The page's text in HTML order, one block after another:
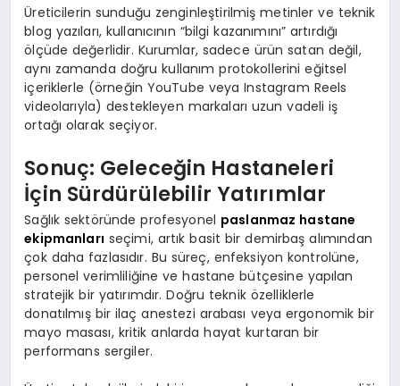
Üreticilerin sunduğu zenginleştirilmiş metinler ve teknik
blog yazıları, kullanıcının “bilgi kazanımını” artırdığı
ölçüde değerlidir. Kurumlar, sadece ürün satan değil,
aynı zamanda doğru kullanım protokollerini eğitsel
içeriklerle (örneğin YouTube veya Instagram Reels
videolarıyla) destekleyen markaları uzun vadeli iş
ortağı olarak seçiyor.
Sonuç: Geleceğin Hastaneleri
İçin Sürdürülebilir Yatırımlar
Sağlık sektöründe profesyonel paslanmaz hastane
ekipmanları seçimi, artık basit bir demirbaş alımından
çok daha fazlasıdır. Bu süreç, enfeksiyon kontrolüne,
personel verimliliğine ve hastane bütçesine yapılan
stratejik bir yatırımdır. Doğru teknik özelliklerle
donatılmış bir ilaç anestezi arabası veya ergonomik bir
mayo masası, kritik anlarda hayat kurtaran bir
performans sergiler.